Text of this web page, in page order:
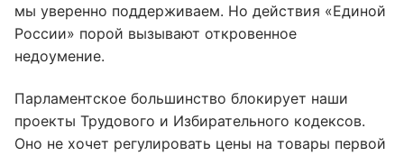
мы уверенно поддерживаем. Но действия «Единой
России» порой вызывают откровенное
недоумение.
Парламентское большинство блокирует наши
проекты Трудового и Избирательного кодексов.
Оно не хочет регулировать цены на товары первой